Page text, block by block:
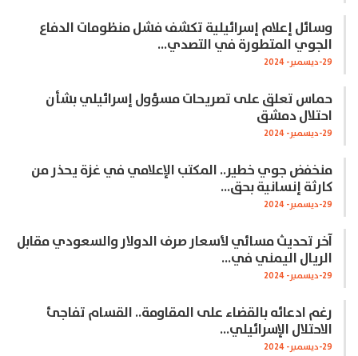
وسائل إعلام إسرائيلية تكشف فشل منظومات الدفاع
الجوي المتطورة في التصدي…
29-ديسمبر- 2024
حماس تعلق على تصريحات مسؤول إسرائيلي بشأن
احتلال دمشق
29-ديسمبر- 2024
منخفض جوي خطير.. المكتب الإعلامي في غزة يحذر من
كارثة إنسانية بحق…
29-ديسمبر- 2024
آخر تحديث مسائي لأسعار صرف الدولار والسعودي مقابل
الريال اليمني في…
29-ديسمبر- 2024
رغم ادعائه بالقضاء على المقاومة.. القسام تفاجئ
الاحتلال الإسرائيلي…
29-ديسمبر- 2024